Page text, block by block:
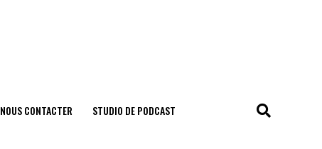
NOUS CONTACTER STUDIO DE PODCAST